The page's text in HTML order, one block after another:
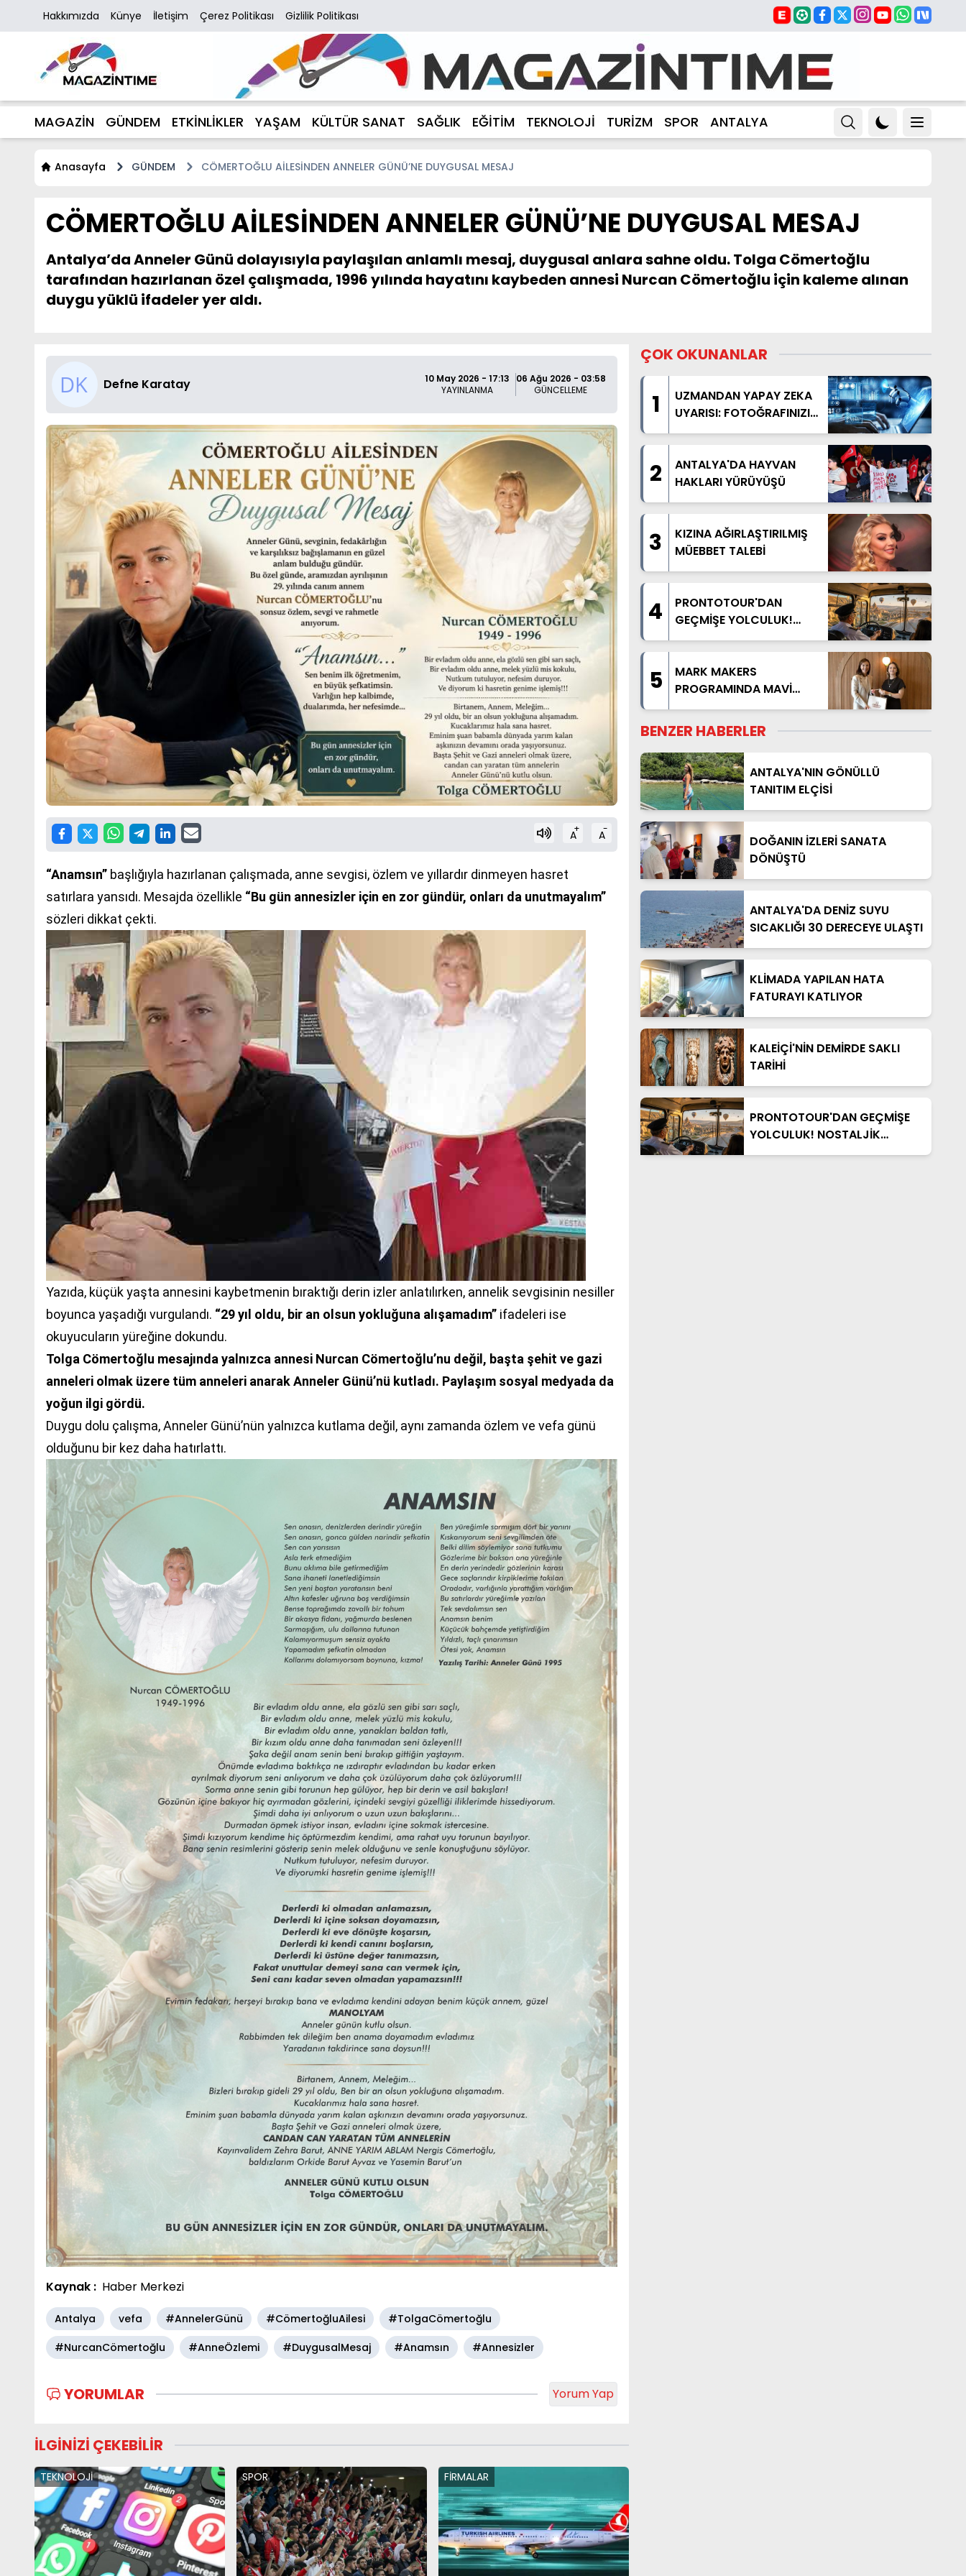
Hakkımızda Künye İletişim Çerez Politikası Gizlilik Politikası
MAGAZİN GÜNDEM ETKİNLİKLER YAŞAM KÜLTÜR SANAT SAĞLIK EĞİTİM TEKNOLOJİ TURİZM SPOR ANTALYA
Anasayfa GÜNDEM CÖMERTOĞLU AİLESİNDEN ANNELER GÜNÜ’NE DUYGUSAL MESAJ
CÖMERTOĞLU AİLESİNDEN ANNELER GÜNÜ’NE DUYGUSAL MESAJ
Antalya’da Anneler Günü dolayısıyla paylaşılan anlamlı mesaj, duygusal anlara sahne oldu. Tolga Cömertoğlu
tarafından hazırlanan özel çalışmada, 1996 yılında hayatını kaybeden annesi Nurcan Cömertoğlu için kaleme alınan
duygu yüklü ifadeler yer aldı.
Defne Karatay
10 May 2026 - 17:13
YAYINLANMA
06 Ağu 2026 - 03:58
GÜNCELLEME
A+ A-
“Anamsın” başlığıyla hazırlanan çalışmada, anne sevgisi, özlem ve yıllardır dinmeyen hasret
satırlara yansıdı. Mesajda özellikle “Bu gün annesizler için en zor gündür, onları da unutmayalım”
sözleri dikkat çekti.
Yazıda, küçük yaşta annesini kaybetmenin bıraktığı derin izler anlatılırken, annelik sevgisinin nesiller
boyunca yaşadığı vurgulandı. “29 yıl oldu, bir an olsun yokluğuna alışamadım” ifadeleri ise
okuyucuların yüreğine dokundu.
Tolga Cömertoğlu mesajında yalnızca annesi Nurcan Cömertoğlu’nu değil, başta şehit ve gazi
anneleri olmak üzere tüm anneleri anarak Anneler Günü’nü kutladı. Paylaşım sosyal medyada da
yoğun ilgi gördü.
Duygu dolu çalışma, Anneler Günü’nün yalnızca kutlama değil, aynı zamanda özlem ve vefa günü
olduğunu bir kez daha hatırlattı.
Kaynak : Haber Merkezi
Antalya vefa #AnnelerGünü #CömertoğluAilesi
#TolgaCömertoğlu
#NurcanCömertoğlu
#AnneÖzlemi #DuygusalMesaj #Anamsın #Annesizler
YORUMLAR Yorum Yap
İLGİNİZİ ÇEKEBİLİR
TEKNOLOJİ SPOR FİRMALAR
ÇOK OKUNANLAR
1
UZMANDAN YAPAY ZEKA
UYARISI: FOTOĞRAFINIZI
PAYLAŞMADAN BİR KEZ
2
ANTALYA'DA HAYVAN
HAKLARI YÜRÜYÜŞÜ
3
KIZINA AĞIRLAŞTIRILMIŞ
MÜEBBET TALEBİ
4
PRONTOTOUR'DAN
GEÇMİŞE YOLCULUK!
NOSTALJİK OTOBÜSLÜ
BAŞLIYOR
5
MARK MAKERS
PROGRAMINDA MAVİ
AKDENİZ ANLATILDI
BENZER HABERLER
ANTALYA'NIN GÖNÜLLÜ
TANITIM ELÇİSİ
DOĞANIN İZLERİ SANATA
DÖNÜŞTÜ
ANTALYA'DA DENİZ SUYU
SICAKLIĞI 30 DERECEYE ULAŞTI
KLİMADA YAPILAN HATA
FATURAYI KATLIYOR
KALEİÇİ'NİN DEMİRDE SAKLI
TARİHİ
PRONTOTOUR'DAN GEÇMİŞE
YOLCULUK! NOSTALJİK
OTOBÜSLÜ KAPADOKYA TURU